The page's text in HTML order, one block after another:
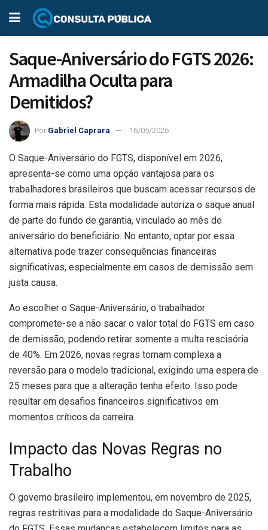
Saque-Aniversário do FGTS 2026:
Armadilha Oculta para
Demitidos?
Por Gabriel Caprara 16/05/2026
O Saque-Aniversário do FGTS, disponível em 2026,
apresenta-se como uma opção vantajosa para os
trabalhadores brasileiros que buscam acessar recursos de
forma mais rápida. Esta modalidade autoriza o saque anual
de parte do fundo de garantia, vinculado ao mês de
aniversário do beneficiário. No entanto, optar por essa
alternativa pode trazer consequências financeiras
significativas, especialmente em casos de demissão sem
justa causa.
Ao escolher o Saque-Aniversário, o trabalhador
compromete-se a não sacar o valor total do FGTS em caso
de demissão, podendo retirar somente a multa rescisória
de 40%. Em 2026, novas regras tornam complexa a
reversão para o modelo tradicional, exigindo uma espera de
25 meses para que a alteração tenha efeito. Isso pode
resultar em desafios financeiros significativos em
momentos críticos da carreira.
Impacto das Novas Regras no
Trabalho
O governo brasileiro implementou, em novembro de 2025,
regras restritivas para a modalidade do Saque-Aniversário